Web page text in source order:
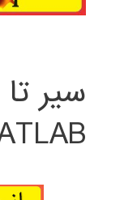
سیر